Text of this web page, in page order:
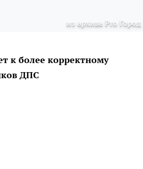
из архива Pro Город
к более корректному
ДПС